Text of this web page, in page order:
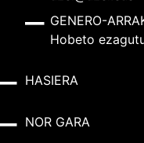
GENERO-
Hobeto
HASIERA
NOR GARA